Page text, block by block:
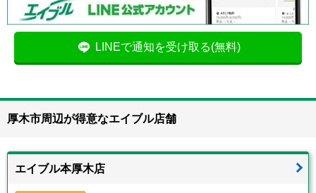
LINEで通知を受け取る(無料)
厚木市周辺が得意なエイブル店舗
エイブル本厚木店